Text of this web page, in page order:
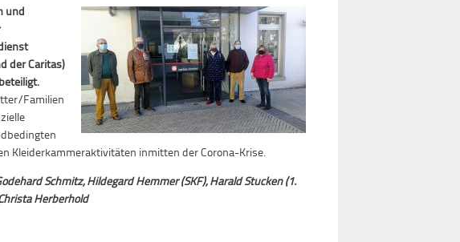
und
der Caritas)
Familien
Kleiderkammeraktivitäten inmitten der Corona-Krise.
Schmitz, Hildegard Hemmer (SKF), Harald Stucken (1.
Herberhold